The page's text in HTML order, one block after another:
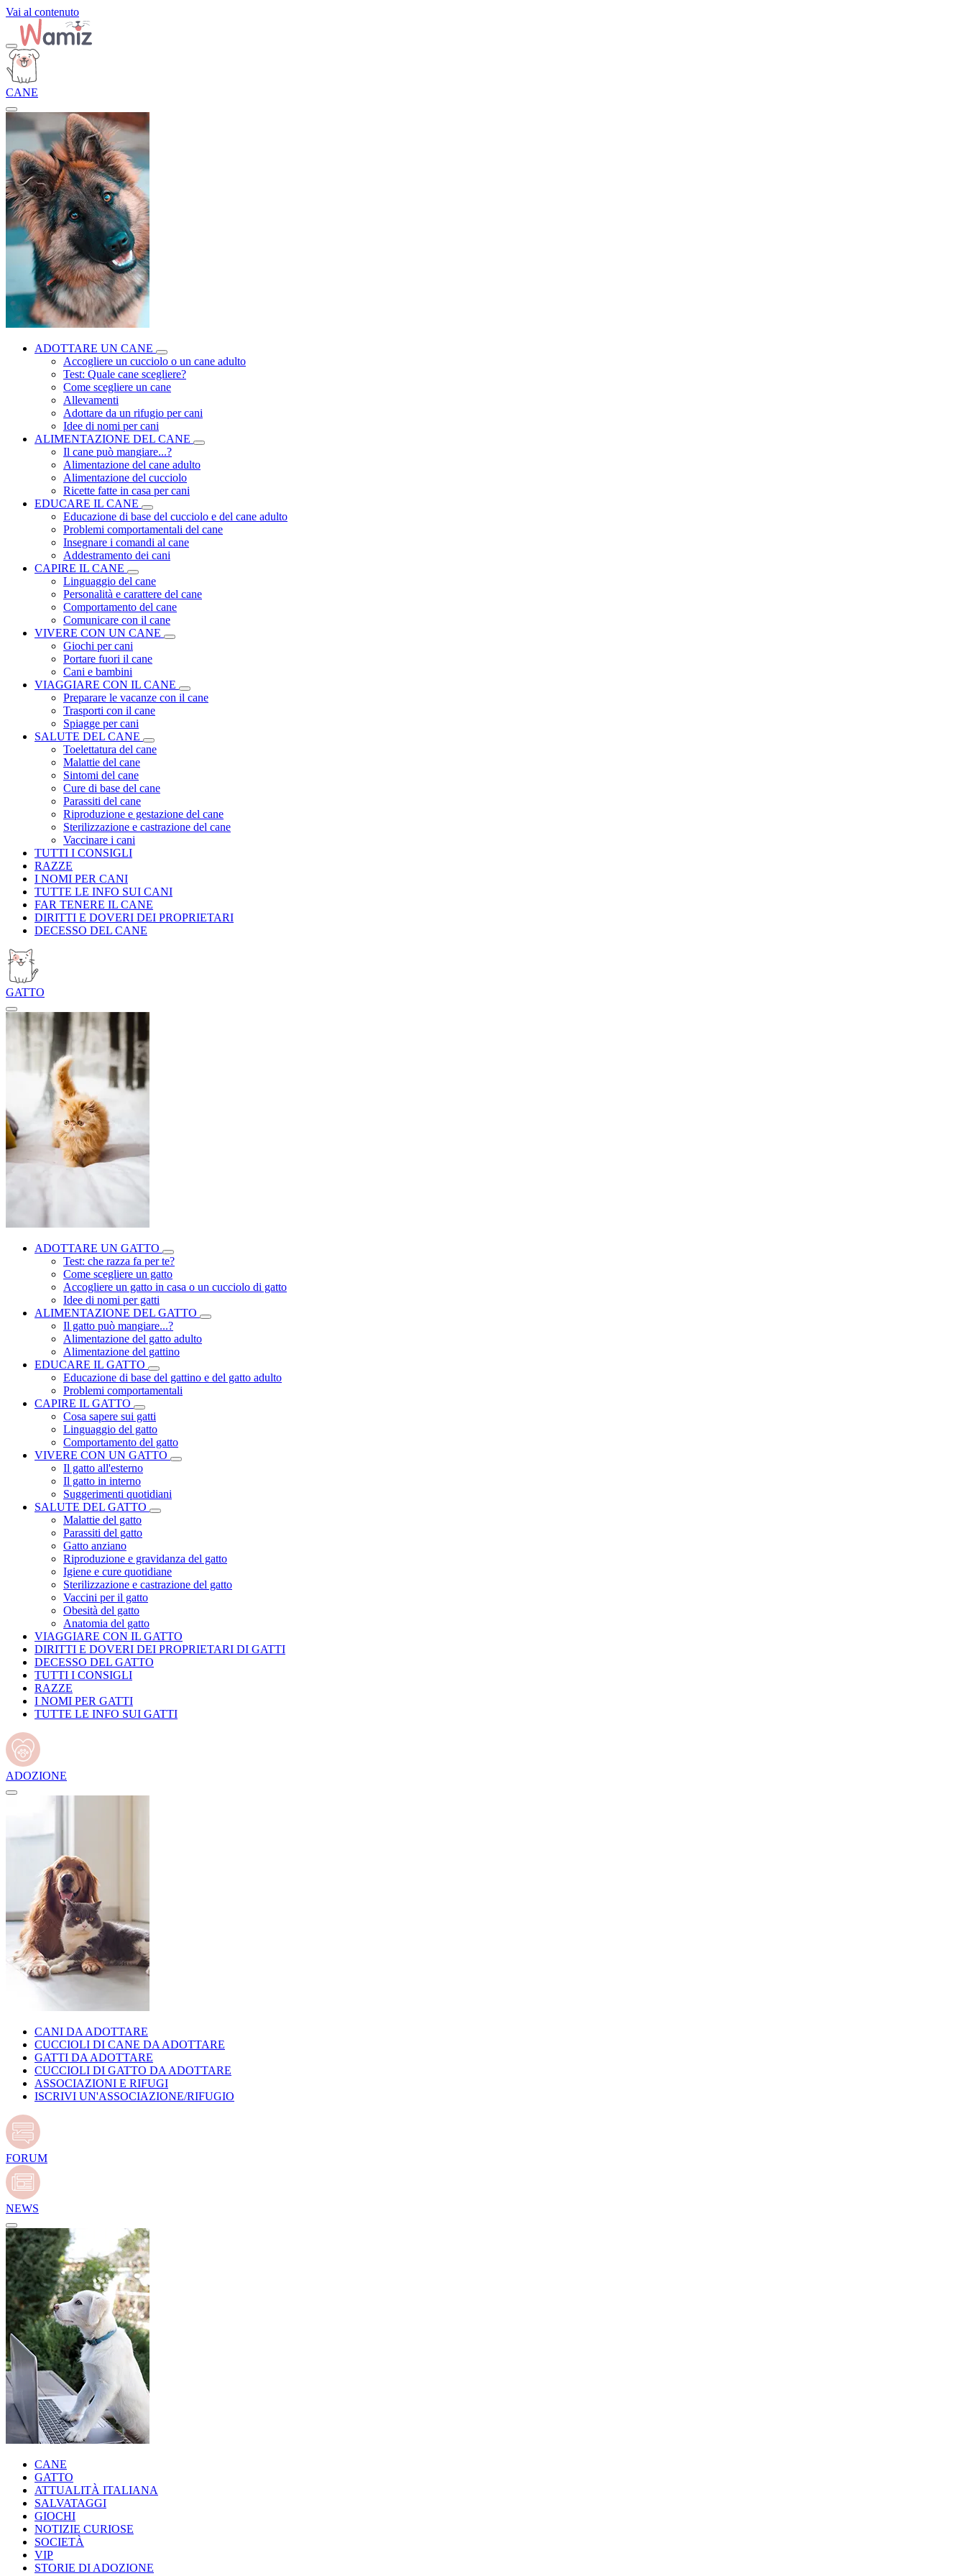
Vai al contenuto
CANE
ADOTTARE UN CANE
Accogliere un cucciolo o un cane adulto
Test: Quale cane scegliere?
Come scegliere un cane
Allevamenti
Adottare da un rifugio per cani
Idee di nomi per cani
ALIMENTAZIONE DEL CANE
Il cane può mangiare...?
Alimentazione del cane adulto
Alimentazione del cucciolo
Ricette fatte in casa per cani
EDUCARE IL CANE
Educazione di base del cucciolo e del cane adulto
Problemi comportamentali del cane
Insegnare i comandi al cane
Addestramento dei cani
CAPIRE IL CANE
Linguaggio del cane
Personalità e carattere del cane
Comportamento del cane
Comunicare con il cane
VIVERE CON UN CANE
Giochi per cani
Portare fuori il cane
Cani e bambini
VIAGGIARE CON IL CANE
Preparare le vacanze con il cane
Trasporti con il cane
Spiagge per cani
SALUTE DEL CANE
Toelettatura del cane
Malattie del cane
Sintomi del cane
Cure di base del cane
Parassiti del cane
Riproduzione e gestazione del cane
Sterilizzazione e castrazione del cane
Vaccinare i cani
TUTTI I CONSIGLI
RAZZE
I NOMI PER CANI
TUTTE LE INFO SUI CANI
FAR TENERE IL CANE
DIRITTI E DOVERI DEI PROPRIETARI
DECESSO DEL CANE
GATTO
ADOTTARE UN GATTO
Test: che razza fa per te?
Come scegliere un gatto
Accogliere un gatto in casa o un cucciolo di gatto
Idee di nomi per gatti
ALIMENTAZIONE DEL GATTO
Il gatto può mangiare...?
Alimentazione del gatto adulto
Alimentazione del gattino
EDUCARE IL GATTO
Educazione di base del gattino e del gatto adulto
Problemi comportamentali
CAPIRE IL GATTO
Cosa sapere sui gatti
Linguaggio del gatto
Comportamento del gatto
VIVERE CON UN GATTO
Il gatto all'esterno
Il gatto in interno
Suggerimenti quotidiani
SALUTE DEL GATTO
Malattie del gatto
Parassiti del gatto
Gatto anziano
Riproduzione e gravidanza del gatto
Igiene e cure quotidiane
Sterilizzazione e castrazione del gatto
Vaccini per il gatto
Obesità del gatto
Anatomia del gatto
VIAGGIARE CON IL GATTO
DIRITTI E DOVERI DEI PROPRIETARI DI GATTI
DECESSO DEL GATTO
TUTTI I CONSIGLI
RAZZE
I NOMI PER GATTI
TUTTE LE INFO SUI GATTI
ADOZIONE
CANI DA ADOTTARE
CUCCIOLI DI CANE DA ADOTTARE
GATTI DA ADOTTARE
CUCCIOLI DI GATTO DA ADOTTARE
ASSOCIAZIONI E RIFUGI
ISCRIVI UN'ASSOCIAZIONE/RIFUGIO
FORUM
NEWS
CANE
GATTO
ATTUALITÀ ITALIANA
SALVATAGGI
GIOCHI
NOTIZIE CURIOSE
SOCIETÀ
VIP
STORIE DI ADOZIONE